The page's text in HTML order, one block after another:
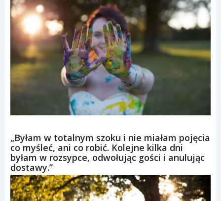
„Byłam w totalnym szoku i nie miałam pojęcia
co myśleć, ani co robić. Kolejne kilka dni
byłam w rozsypce, odwołując gości i anulując
dostawy.”